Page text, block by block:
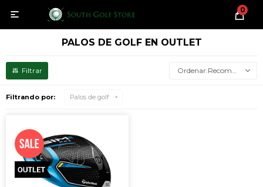
0

PALOS DE GOLF EN OUTLET
Recomendados
Filtrando por: Palos de golf